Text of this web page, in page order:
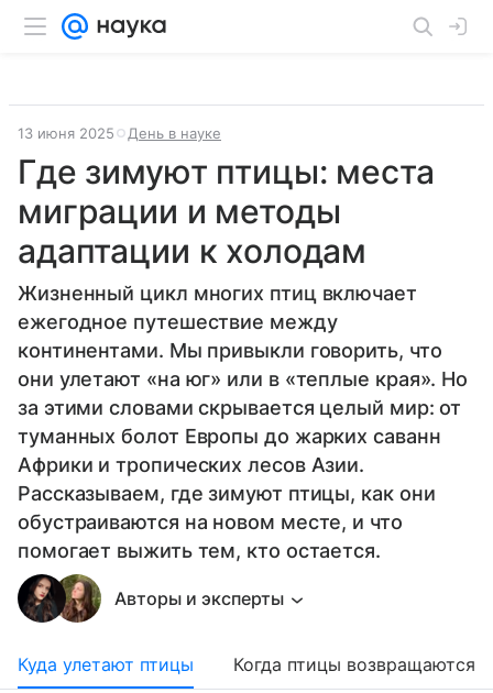
13 июня 2025 День в науке
Где зимуют птицы: места
миграции и методы
адаптации к холодам
Жизненный цикл многих птиц включает
ежегодное путешествие между
континентами. Мы привыкли говорить, что
они улетают «на юг» или в «теплые края». Но
за этими словами скрывается целый мир: от
туманных болот Европы до жарких саванн
Африки и тропических лесов Азии.
Рассказываем, где зимуют птицы, как они
обустраиваются на новом месте, и что
помогает выжить тем, кто остается.
Авторы и эксперты
Куда улетают птицы Когда птицы возвращаются